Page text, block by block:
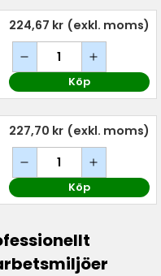
224,67 kr (exkl. moms)
Köp
227,70 kr (exkl. moms)
Köp